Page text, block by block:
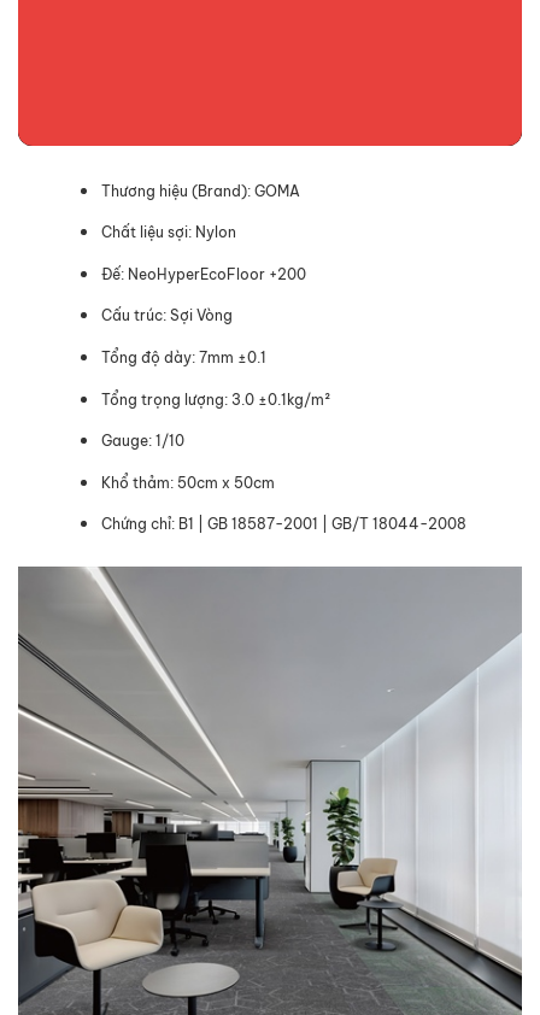
Thương hiệu (Brand): GOMA
Chất liệu sợi: Nylon
Đế: NeoHyperEcoFloor +200
Cấu trúc: Sợi Vòng
Tổng độ dày: 7mm ±0.1
Tổng trọng lượng: 3.0 ±0.1kg/m²
Gauge: 1/10
Khổ thảm: 50cm x 50cm
Chứng chỉ: B1 | GB 18587-2001 | GB/T 18044-2008